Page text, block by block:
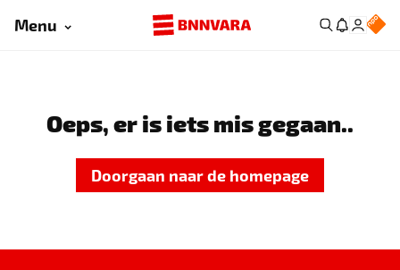
Menu
Oeps, er is iets mis gegaan..
Doorgaan naar de homepage